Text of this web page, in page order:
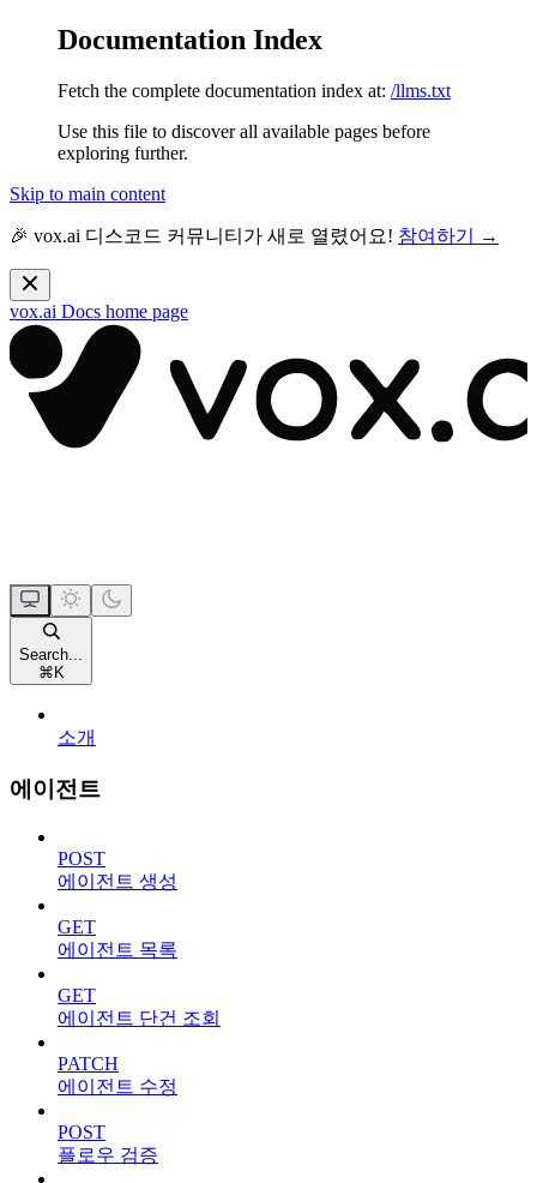
Documentation Index
Fetch the complete documentation index at: /llms.txt
Use this file to discover all available pages before
exploring further.
Skip to main content
🎉 vox.ai 디스코드 커뮤니티가 새로 열렸어요! 참여하기 →
vox.ai Docs home page
Search...
⌘ K
소개
에이전트
POST
에이전트 생성
GET
에이전트 목록
GET
에이전트 단건 조회
PATCH
에이전트 수정
POST
플로우 검증